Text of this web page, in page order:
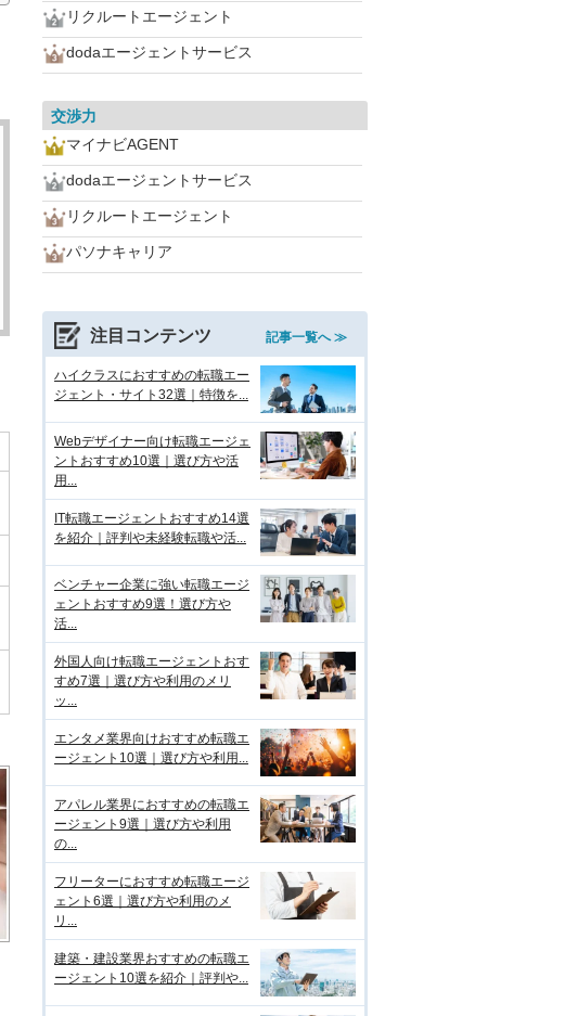
リクルートエージェント
dodaエージェントサービス
交渉力
マイナビAGENT
dodaエージェントサービス
リクルートエージェント
パソナキャリア
注目コンテンツ 記事一覧へ ≫
ハイクラスにおすすめの転職エー
ジェント・サイト32選｜特徴を...
Webデザイナー向け転職エージェ
ントおすすめ10選｜選び方や活
用...
IT転職エージェントおすすめ14選
を紹介｜評判や未経験転職や活...
ベンチャー企業に強い転職エージ
ェントおすすめ9選！選び方や
活...
外国人向け転職エージェントおす
すめ7選｜選び方や利用のメリ
ッ...
エンタメ業界向けおすすめ転職エ
ージェント10選｜選び方や利用...
アパレル業界におすすめの転職エ
ージェント9選｜選び方や利用
の...
フリーターにおすすめ転職エージ
ェント6選｜選び方や利用のメ
リ...
建築・建設業界おすすめの転職エ
ージェント10選を紹介｜評判や...